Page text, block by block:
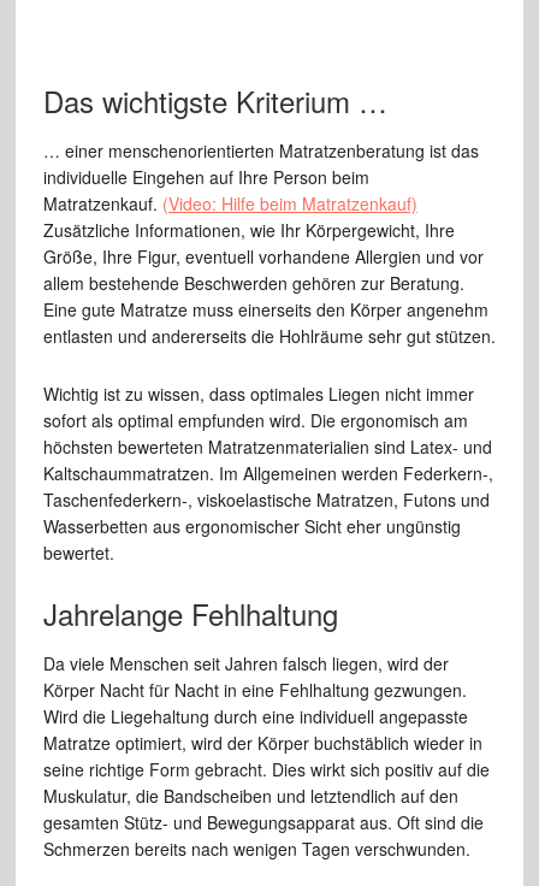
Das wichtigste Kriterium …
… einer menschenorientierten Matratzenberatung ist das
individuelle Eingehen auf Ihre Person beim
Matratzenkauf. (Video: Hilfe beim Matratzenkauf)
Zusätzliche Informationen, wie Ihr Körpergewicht, Ihre
Größe, Ihre Figur, eventuell vorhandene Allergien und vor
allem bestehende Beschwerden gehören zur Beratung.
Eine gute Matratze muss einerseits den Körper angenehm
entlasten und andererseits die Hohlräume sehr gut stützen.
Wichtig ist zu wissen, dass optimales Liegen nicht immer
sofort als optimal empfunden wird. Die ergonomisch am
höchsten bewerteten Matratzenmaterialien sind Latex- und
Kaltschaummatratzen. Im Allgemeinen werden Federkern-,
Taschenfederkern-, viskoelastische Matratzen, Futons und
Wasserbetten aus ergonomischer Sicht eher ungünstig
bewertet.
Jahrelange Fehlhaltung
Da viele Menschen seit Jahren falsch liegen, wird der
Körper Nacht für Nacht in eine Fehlhaltung gezwungen.
Wird die Liegehaltung durch eine individuell angepasste
Matratze optimiert, wird der Körper buchstäblich wieder in
seine richtige Form gebracht. Dies wirkt sich positiv auf die
Muskulatur, die Bandscheiben und letztendlich auf den
gesamten Stütz- und Bewegungsapparat aus. Oft sind die
Schmerzen bereits nach wenigen Tagen verschwunden.